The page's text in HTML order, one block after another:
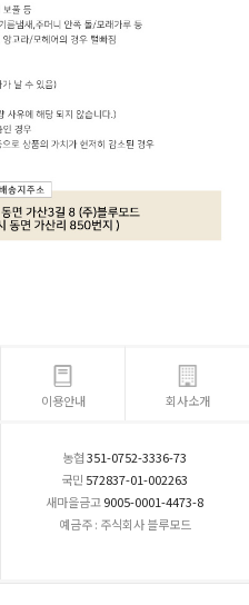
이용안내 회사소개
농협351-0752-3336-73
국민 572837-01-002263
새마을금고9005-0001-4473-8
예금주 : 주식회사 블루모드